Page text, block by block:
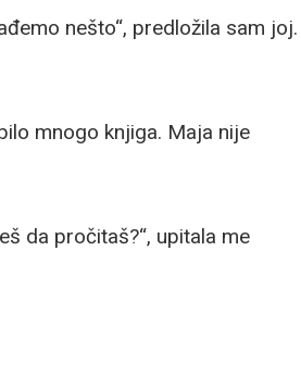
nešto“, predložila sam joj.
mnogo knjiga. Maja nije
da pročitaš?“, upitala me